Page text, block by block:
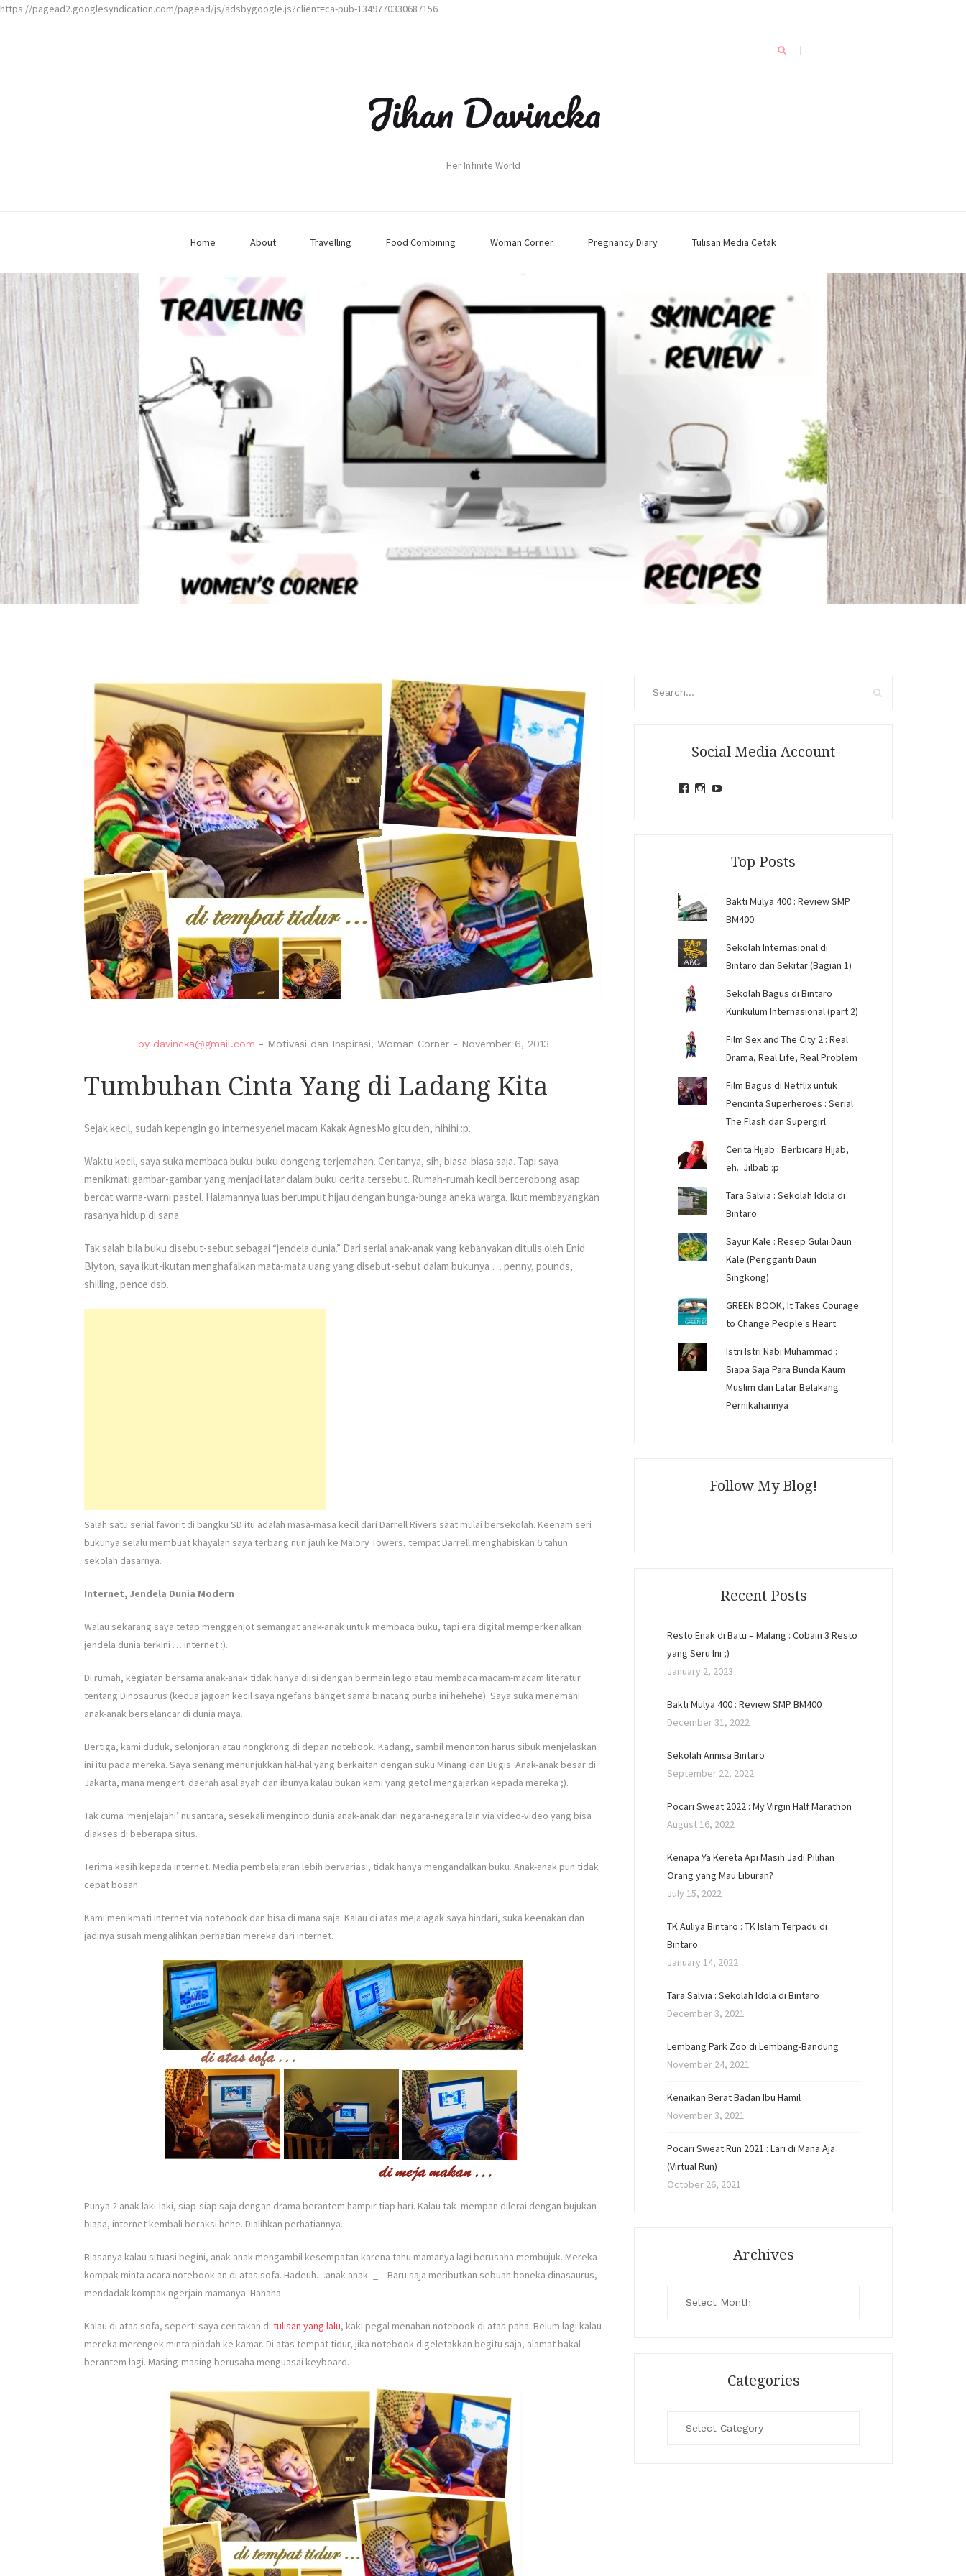
https://pagead2.googlesyndication.com/pagead/js/adsbygoogle.js?client=ca-pub-1349770330687156
Jihan Davincka
Her Infinite World
Home About Travelling Food Combining Woman Corner Pregnancy Diary Tulisan Media Cetak
by davincka@gmail.com - Motivasi dan Inspirasi, Woman Corner - November 6, 2013
Tumbuhan Cinta Yang di Ladang Kita
Sejak kecil, sudah kepengin go internesyenel macam Kakak AgnesMo gitu deh, hihihi :p.
Waktu kecil, saya suka membaca buku-buku dongeng terjemahan. Ceritanya, sih, biasa-biasa saja. Tapi saya
menikmati gambar-gambar yang menjadi latar dalam buku cerita tersebut. Rumah-rumah kecil bercerobong asap
bercat warna-warni pastel. Halamannya luas berumput hijau dengan bunga-bunga aneka warga. Ikut membayangkan
rasanya hidup di sana.
Tak salah bila buku disebut-sebut sebagai “jendela dunia.” Dari serial anak-anak yang kebanyakan ditulis oleh Enid
Blyton, saya ikut-ikutan menghafalkan mata-mata uang yang disebut-sebut dalam bukunya … penny, pounds,
shilling, pence dsb.
Salah satu serial favorit di bangku SD itu adalah masa-masa kecil dari Darrell Rivers saat mulai bersekolah. Keenam seri
bukunya selalu membuat khayalan saya terbang nun jauh ke Malory Towers, tempat Darrell menghabiskan 6 tahun
sekolah dasarnya.
Internet, Jendela Dunia Modern
Walau sekarang saya tetap menggenjot semangat anak-anak untuk membaca buku, tapi era digital memperkenalkan
jendela dunia terkini … internet :).
Di rumah, kegiatan bersama anak-anak tidak hanya diisi dengan bermain lego atau membaca macam-macam literatur
tentang Dinosaurus (kedua jagoan kecil saya ngefans banget sama binatang purba ini hehehe). Saya suka menemani
anak-anak berselancar di dunia maya.
Bertiga, kami duduk, selonjoran atau nongkrong di depan notebook. Kadang, sambil menonton harus sibuk menjelaskan
ini itu pada mereka. Saya senang menunjukkan hal-hal yang berkaitan dengan suku Minang dan Bugis. Anak-anak besar di
Jakarta, mana mengerti daerah asal ayah dan ibunya kalau bukan kami yang getol mengajarkan kepada mereka ;).
Tak cuma ‘menjelajahi’ nusantara, sesekali mengintip dunia anak-anak dari negara-negara lain via video-video yang bisa
diakses di beberapa situs.
Terima kasih kepada internet. Media pembelajaran lebih bervariasi, tidak hanya mengandalkan buku. Anak-anak pun tidak
cepat bosan.
Kami menikmati internet via notebook dan bisa di mana saja. Kalau di atas meja agak saya hindari, suka keenakan dan
jadinya susah mengalihkan perhatian mereka dari internet.
Punya 2 anak laki-laki, siap-siap saja dengan drama berantem hampir tiap hari. Kalau tak mempan dilerai dengan bujukan
biasa, internet kembali beraksi hehe. Dialihkan perhatiannya.
Biasanya kalau situasi begini, anak-anak mengambil kesempatan karena tahu mamanya lagi berusaha membujuk. Mereka
kompak minta acara notebook-an di atas sofa. Hadeuh…anak-anak -_-. Baru saja meributkan sebuah boneka dinasaurus,
mendadak kompak ngerjain mamanya. Hahaha.
Kalau di atas sofa, seperti saya ceritakan di tulisan yang lalu, kaki pegal menahan notebook di atas paha. Belum lagi kalau
mereka merengek minta pindah ke kamar. Di atas tempat tidur, jika notebook digeletakkan begitu saja, alamat bakal
berantem lagi. Masing-masing berusaha menguasai keyboard.
Social Media Account
ViewView
Top Posts
Bakti Mulya 400 : Review SMP
BM400
Sekolah Internasional di
Bintaro dan Sekitar (Bagian 1)
Sekolah Bagus di Bintaro
Kurikulum Internasional (part 2)
Film Sex and The City 2 : Real
Drama, Real Life, Real Problem
Film Bagus di Netflix untuk
Pencinta Superheroes : Serial
The Flash dan Supergirl
Cerita Hijab : Berbicara Hijab,
eh...Jilbab :p
Tara Salvia : Sekolah Idola di
Bintaro
Sayur Kale : Resep Gulai Daun
Kale (Pengganti Daun
Singkong)
GREEN BOOK, It Takes Courage
to Change People's Heart
Istri Istri Nabi Muhammad :
Siapa Saja Para Bunda Kaum
Muslim dan Latar Belakang
Pernikahannya
Follow My Blog!
Recent Posts
Resto Enak di Batu – Malang : Cobain 3 Resto
yang Seru Ini ;)
January 2, 2023
Bakti Mulya 400 : Review SMP BM400
December 31, 2022
Sekolah Annisa Bintaro
September 22, 2022
Pocari Sweat 2022 : My Virgin Half Marathon
August 16, 2022
Kenapa Ya Kereta Api Masih Jadi Pilihan
Orang yang Mau Liburan?
July 15, 2022
TK Auliya Bintaro : TK Islam Terpadu di
Bintaro
January 14, 2022
Tara Salvia : Sekolah Idola di Bintaro
December 3, 2021
Lembang Park Zoo di Lembang-Bandung
November 24, 2021
Kenaikan Berat Badan Ibu Hamil
November 3, 2021
Pocari Sweat Run 2021 : Lari di Mana Aja
(Virtual Run)
October 26, 2021
Archives
Categories